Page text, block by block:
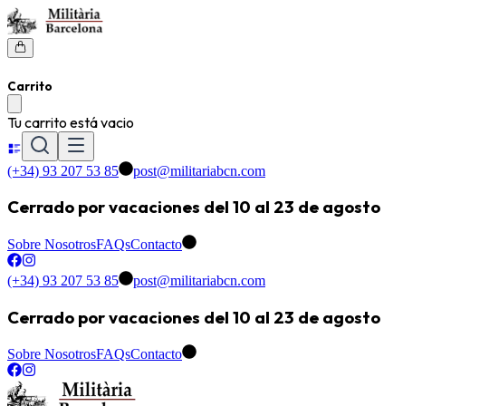
Carrito
Tu carrito está vacio
(+34) 93 207 53 85 post@militariabcn.com
Cerrado por vacaciones del 10 al 23 de agosto
Sobre NosotrosFAQsContacto
(+34) 93 207 53 85 post@militariabcn.com
Cerrado por vacaciones del 10 al 23 de agosto
Sobre NosotrosFAQsContacto